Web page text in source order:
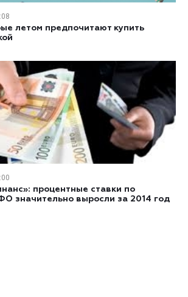
летом предпочитают купить
процентные ставки по
значительно выросли за 2014 год